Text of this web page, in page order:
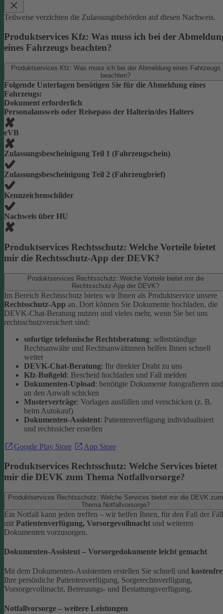
Teilweise verzichten die Zulassungsbehörden auf diesen Nachweis.
Produktservices Kfz: Was muss ich bei der
eines Fahrzeugs beachten?
Produktservices Kfz: Was muss ich bei der Abmeldung eines Fahrzeugs
beachten?
Folgende Unterlagen benötigen Sie für die Abmeldung eines
Fahrzeugs:
Dokument erforderlich
Personalausweis oder Reisepass der Halterin/des Halters
eVB
Zulassungsbescheinigung Teil 1 (Fahrzeugschein)
Zulassungsbescheinigung Teil 2 (Fahrzeugbrief)
Kennzeichenschilder
Nachweis über HU
Produktservices Rechtsschutz: Welche Vorteile bietet
mir die Rechtsschutz-App der DEVK?
Produktservices Rechtsschutz: Welche Vorteile bietet mir die
Rechtsschutz-App der DEVK?
Im Bereich Rechtsschutz bieten wir Ihnen als Produktservice unsere
Rechtsschutz-App an. Dort können Sie Dokumente hochladen, die
DEVK-Chat-Beratung nutzen und vieles mehr, wenn Sie bei uns
rechtsschutzversichert sind:
sofortige telefonische Rechtsberatung: selbstständige
Rechtsanwälte und Rechtsanwältinnen helfen Ihnen schnell
weiter
DEVK-Chat-Beratung: Ihr direkter Draht zu uns
Kfz-Bußgeld: Bescheid hochladen und Fall melden
Dokumenten-Upload: benötigte Dokumente fotografieren und
an den Anwalt schicken
Musterverträge: Vorlagen ausfüllen und verschicken (z. B.
beim Autokauf)
Dokumenten-Assistent: Patientenverfügung individualisiert
und rechtssicher erstellen
Google Play Store App Store
Produktservices Rechtsschutz: Welche Services bietet
mir die DEVK zum Thema Notfallvorsorge?
Produktservices Rechtsschutz: Welche Services bietet mir die DEVK zum
Thema Notfallvorsorge?
Ein Notfall kann jeden treffen – wir helfen Ihnen, für den Fall der
mit Patientenverfügung, Vorsorgevollmacht und weiteren
Dokumenten vorzusorgen.
Dokumenten-Assistent – Vorsorgedokumente leicht gemacht
Mit dem Dokumenten-Assistenten erstellen Sie schnell und
Ihre persönliche Patientenverfügung, Sorgerechtsverfügung,
Vorsorgevollmacht, Betreuungs- und Bestattungsverfügung.
Notfallvorsorge – weitere Leistungen